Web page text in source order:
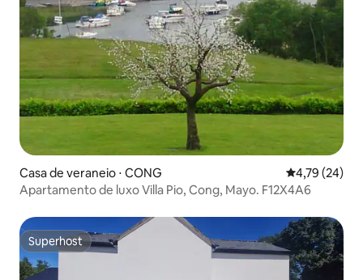
Casa de veraneio ⋅ CONG 4,79 de uma
4,79 (24)
Apartamento de luxo Villa Pio, Cong, Mayo. F12X4A6
Superhost
Superhost